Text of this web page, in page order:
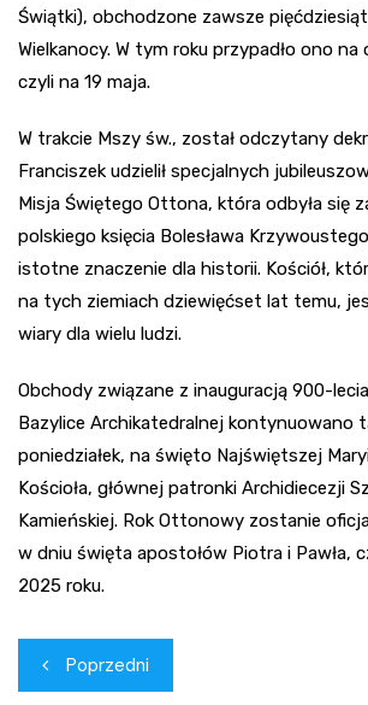
Świątki), obchodzone zawsze
Wielkanocy. W tym roku przypadło ono
czyli na 19 maja.
W trakcie Mszy św., został odczytany
Franciszek udzielił specjalnych
Misja Świętego Ottona, która odbyła się
polskiego księcia Bolesława
istotne znaczenie dla historii. Kościół,
na tych ziemiach dziewięćset lat temu,
wiary dla wielu ludzi.
Obchody związane z inauguracją 900-
Bazylice Archikatedralnej kontynuowano
poniedziałek, na święto Najświętszej
Kościoła, głównej patronki Archidiecezji
Kamieńskiej. Rok Ottonowy zostanie
w dniu święta apostołów Piotra i Pawła,
2025 roku.
Nawigacja
Poprzedni